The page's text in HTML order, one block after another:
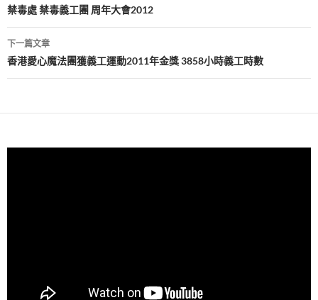
章
導
覽
禁毒處 禁毒義工團 周年大會2012
下一篇文章
香港愛心魔法團獲義工運動2011年金獎 3858小時義工時數